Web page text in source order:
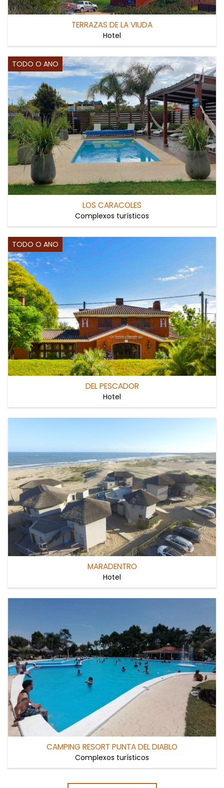
TERRAZAS DE LA VIUDA
Hotel
TODO O ANO
LOS CARACOLES
Complexos turísticos
TODO O ANO
DEL PESCADOR
Hotel
MARADENTRO
Hotel
CAMPING RESORT PUNTA DEL DIABLO
Complexos turísticos